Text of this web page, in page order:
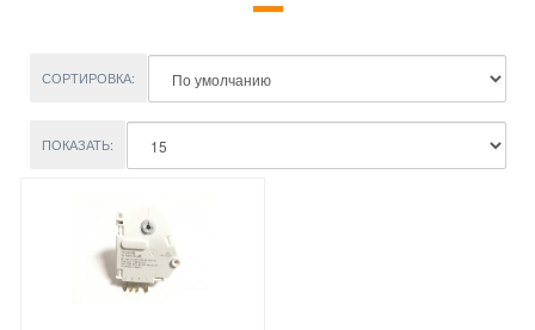
СОРТИРОВКА:
ПОКАЗАТЬ: